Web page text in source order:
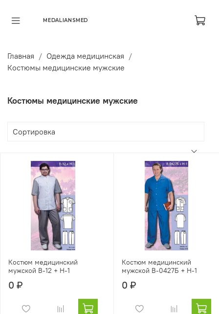
MEDALIANSMED
Главная
Одежда медицинская
Костюмы медицинские мужские
Костюмы медицинские мужские
Костюм медицинский
мужской В-12 + Н-1
0 ₽
Костюм медицинский
мужской В-0427Б + Н-1
0 ₽